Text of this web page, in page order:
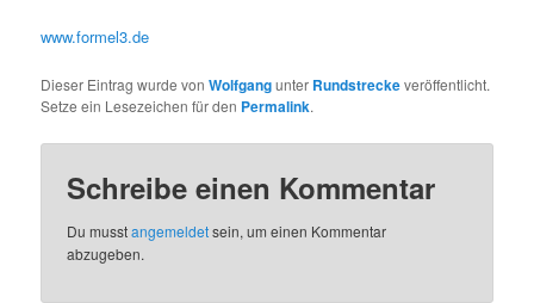
www.formel3.de
Dieser Eintrag wurde vonWolfgangunter Rundstreckeveröffentlicht.
Setze ein Lesezeichen für den Permalink.
Schreibe einen Kommentar
Du musstangemeldetsein, um einen Kommentar
abzugeben.